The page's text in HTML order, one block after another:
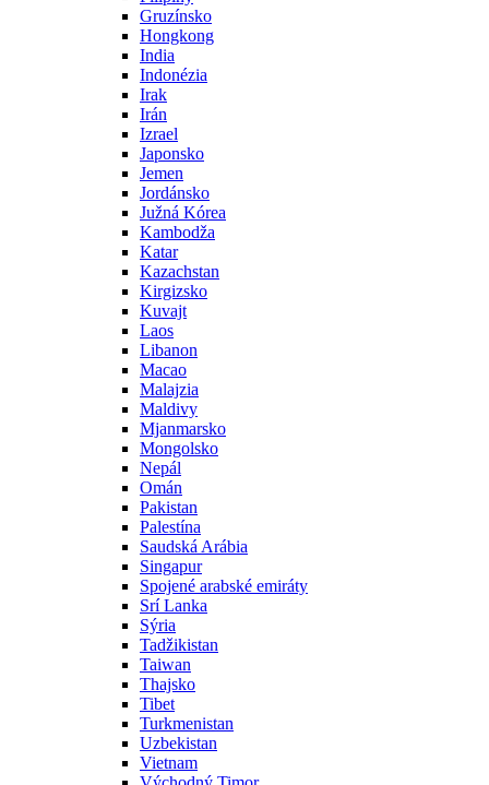
Gruzínsko
Hongkong
India
Indonézia
Irak
Irán
Izrael
Japonsko
Jemen
Jordánsko
Južná Kórea
Kambodža
Katar
Kazachstan
Kirgizsko
Kuvajt
Laos
Libanon
Macao
Malajzia
Maldivy
Mjanmarsko
Mongolsko
Nepál
Omán
Pakistan
Palestína
Saudská Arábia
Singapur
Spojené arabské emiráty
Srí Lanka
Sýria
Tadžikistan
Taiwan
Thajsko
Tibet
Turkmenistan
Uzbekistan
Vietnam